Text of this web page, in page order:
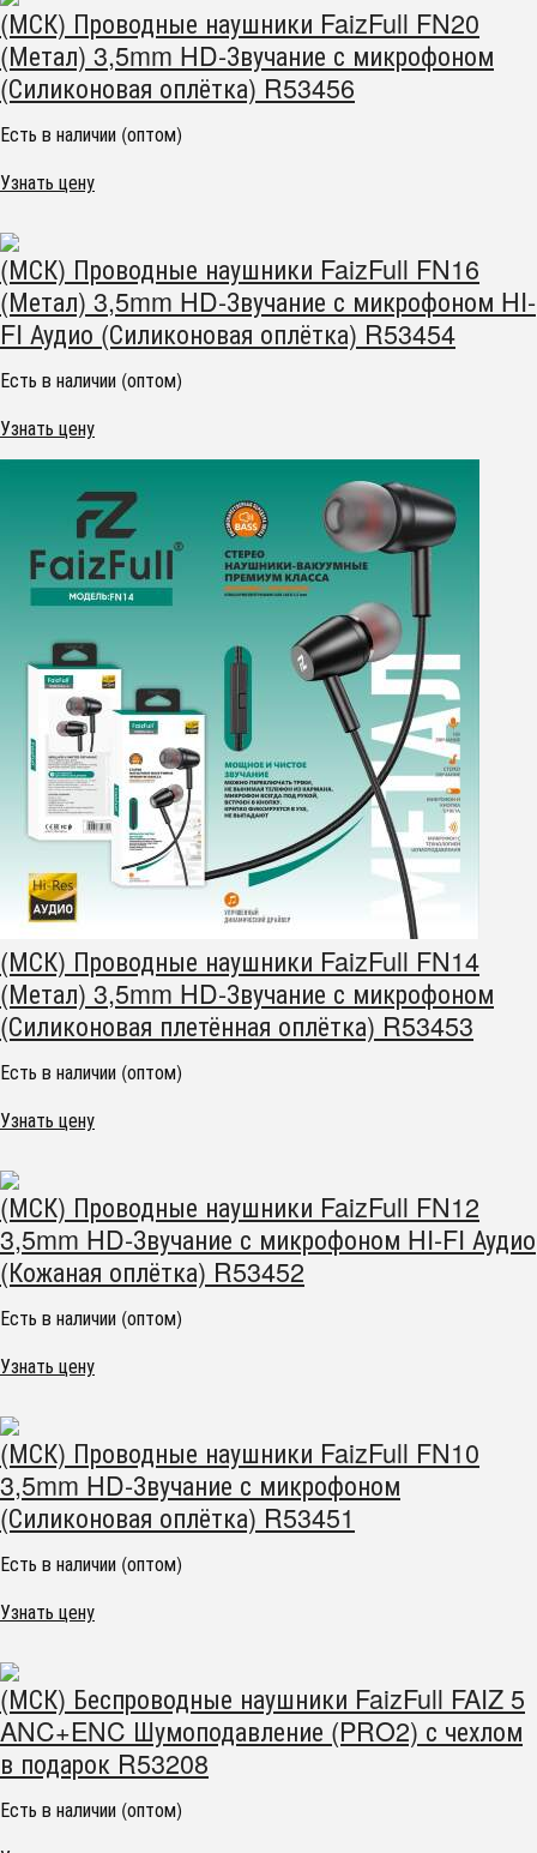
(МСК) Проводные наушники FaizFull FN20
(Метал) 3,5mm HD-Звучание с микрофоном
(Силиконовая оплётка) R53456
Есть в наличии (оптом)
Узнать цену
(МСК) Проводные наушники FaizFull FN16
(Метал) 3,5mm HD-Звучание с микрофоном HI-
FI Аудио (Силиконовая оплётка) R53454
Есть в наличии (оптом)
Узнать цену
(МСК) Проводные наушники FaizFull FN14
(Метал) 3,5mm HD-Звучание с микрофоном
(Силиконовая плетённая оплётка) R53453
Есть в наличии (оптом)
Узнать цену
(МСК) Проводные наушники FaizFull FN12
3,5mm HD-Звучание с микрофоном HI-FI Аудио
(Кожаная оплётка) R53452
Есть в наличии (оптом)
Узнать цену
(МСК) Проводные наушники FaizFull FN10
3,5mm HD-Звучание с микрофоном
(Силиконовая оплётка) R53451
Есть в наличии (оптом)
Узнать цену
(МСК) Беспроводные наушники FaizFull FAIZ 5
ANC+ENC Шумоподавление (PRO2) с чехлом
в подарок R53208
Есть в наличии (оптом)